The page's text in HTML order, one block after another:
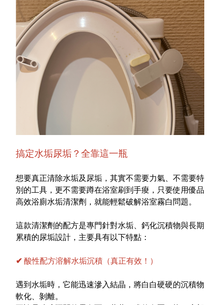
搞定水垢尿垢？全靠這一瓶
想要真正清除水垢及尿垢，其實不需要力氣、不需要特
別的工具，更不需要蹲在浴室刷到手痠，只要使用優品
高效浴廁水垢清潔劑 ，就能輕鬆破解浴室霧白問題。
這款清潔劑的配方是專門針對水垢、鈣化沉積物與長期
累積的尿垢設計，主要具有以下特點：
✔ 酸性配方溶解水垢沉積（真正有效！）
遇到水垢時，它能迅速滲入結晶，將白白硬硬的沉積物
軟化、剝離。